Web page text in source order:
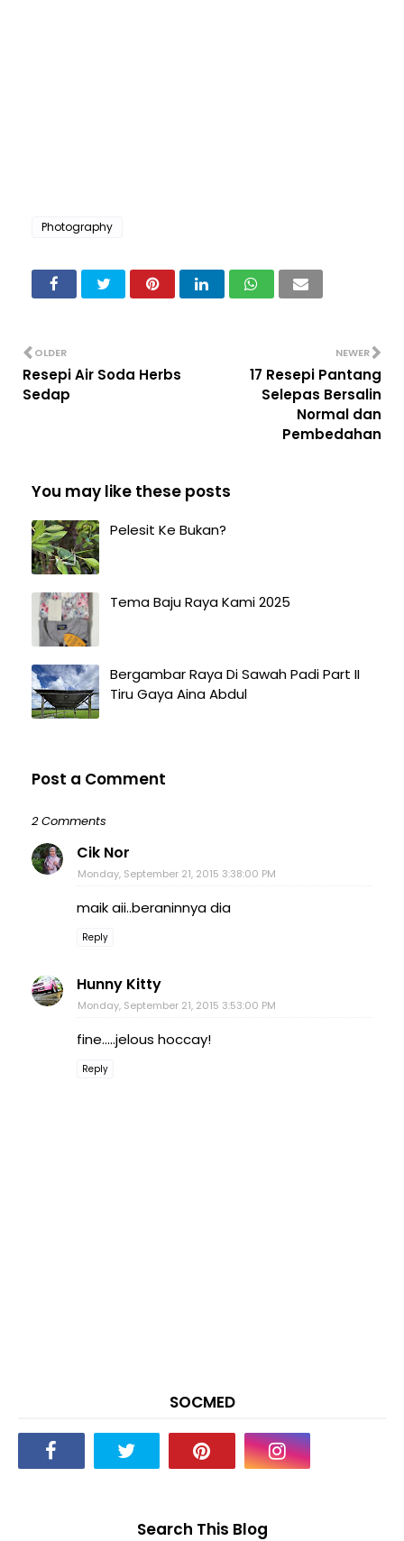
Photography
NEWER
17 Resepi Pantang
Selepas Bersalin
Normal dan
Pembedahan
OLDER
Resepi Air Soda Herbs
Sedap
You may like these posts
Pelesit Ke Bukan?
Tema Baju Raya Kami 2025
Bergambar Raya Di Sawah Padi Part II
Tiru Gaya Aina Abdul
Post a Comment
2 Comments
Cik Nor
Monday, September 21, 2015 3:38:00 PM
maik aii..beraninnya dia
Reply
Hunny Kitty
Monday, September 21, 2015 3:53:00 PM
fine.....jelous hoccay!
Reply
SOCMED
Search This Blog